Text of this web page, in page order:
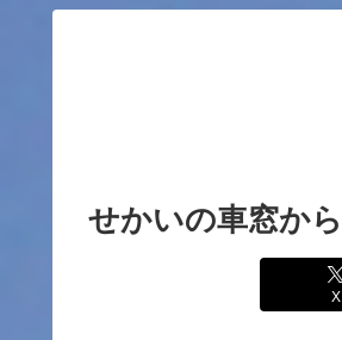
せかいの車窓か
X